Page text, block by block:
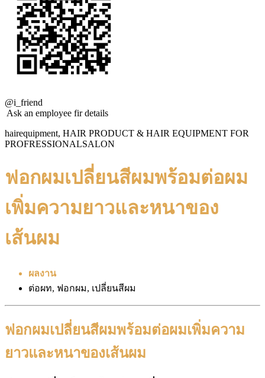
@i_friend
Ask an employee fir details
hairequipment, HAIR PRODUCT & HAIR EQUIPMENT FOR
PROFRESSIONALSALON
ฟอกผมเปลี่ยนสีผมพร้อมต่อผม
เพิ่มความยาวและหนาของ
เส้นผม
ผลงาน
ต่อผท, ฟอกผม, เปลี่ยนสีผม
ฟอกผมเปลี่ยนสีผมพร้อมต่อผมเพิ่มความ
ยาวและหนาของเส้นผม